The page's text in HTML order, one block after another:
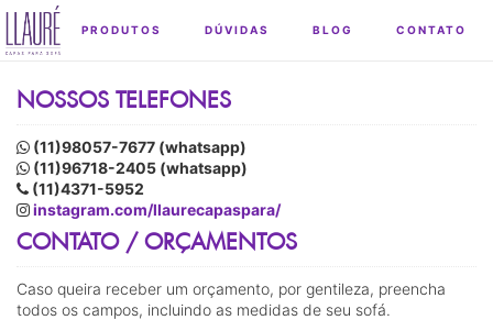
PRODUTOS DÚVIDAS BLOG CONTATO
NOSSOS TELEFONES
(11)98057-7677 (whatsapp)
(11)96718-2405 (whatsapp)
(11)4371-5952
instagram.com/llaurecapaspara/
CONTATO / ORÇAMENTOS
Caso queira receber um orçamento, por gentileza, preencha
todos os campos, incluindo as medidas de seu sofá.